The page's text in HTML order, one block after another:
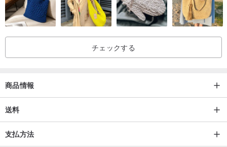
✧メンテナンス方法✧
_この作品は無塗装の純銀製ですので、酸化した場合はシルバー布で
しません.
_汗染みがある場合は、きれいな水と中性ローションを使用してきれ
いにし、酸化を防ぐために洗浄後はジュエリーを乾かしてくださ
い。
チェックする
商品情報
送料
支払方法